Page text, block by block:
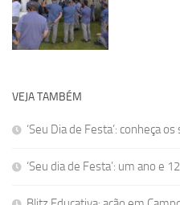
VEJA TAMBÉM
‘Seu Dia de Festa’: conheça
‘Seu dia de Festa’: um ano e